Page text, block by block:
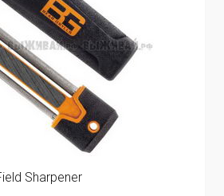
Точило для кромки ножей
Артикул: 02-0785
376 р.